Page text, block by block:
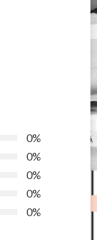
0%
0%
0%
0%
0%